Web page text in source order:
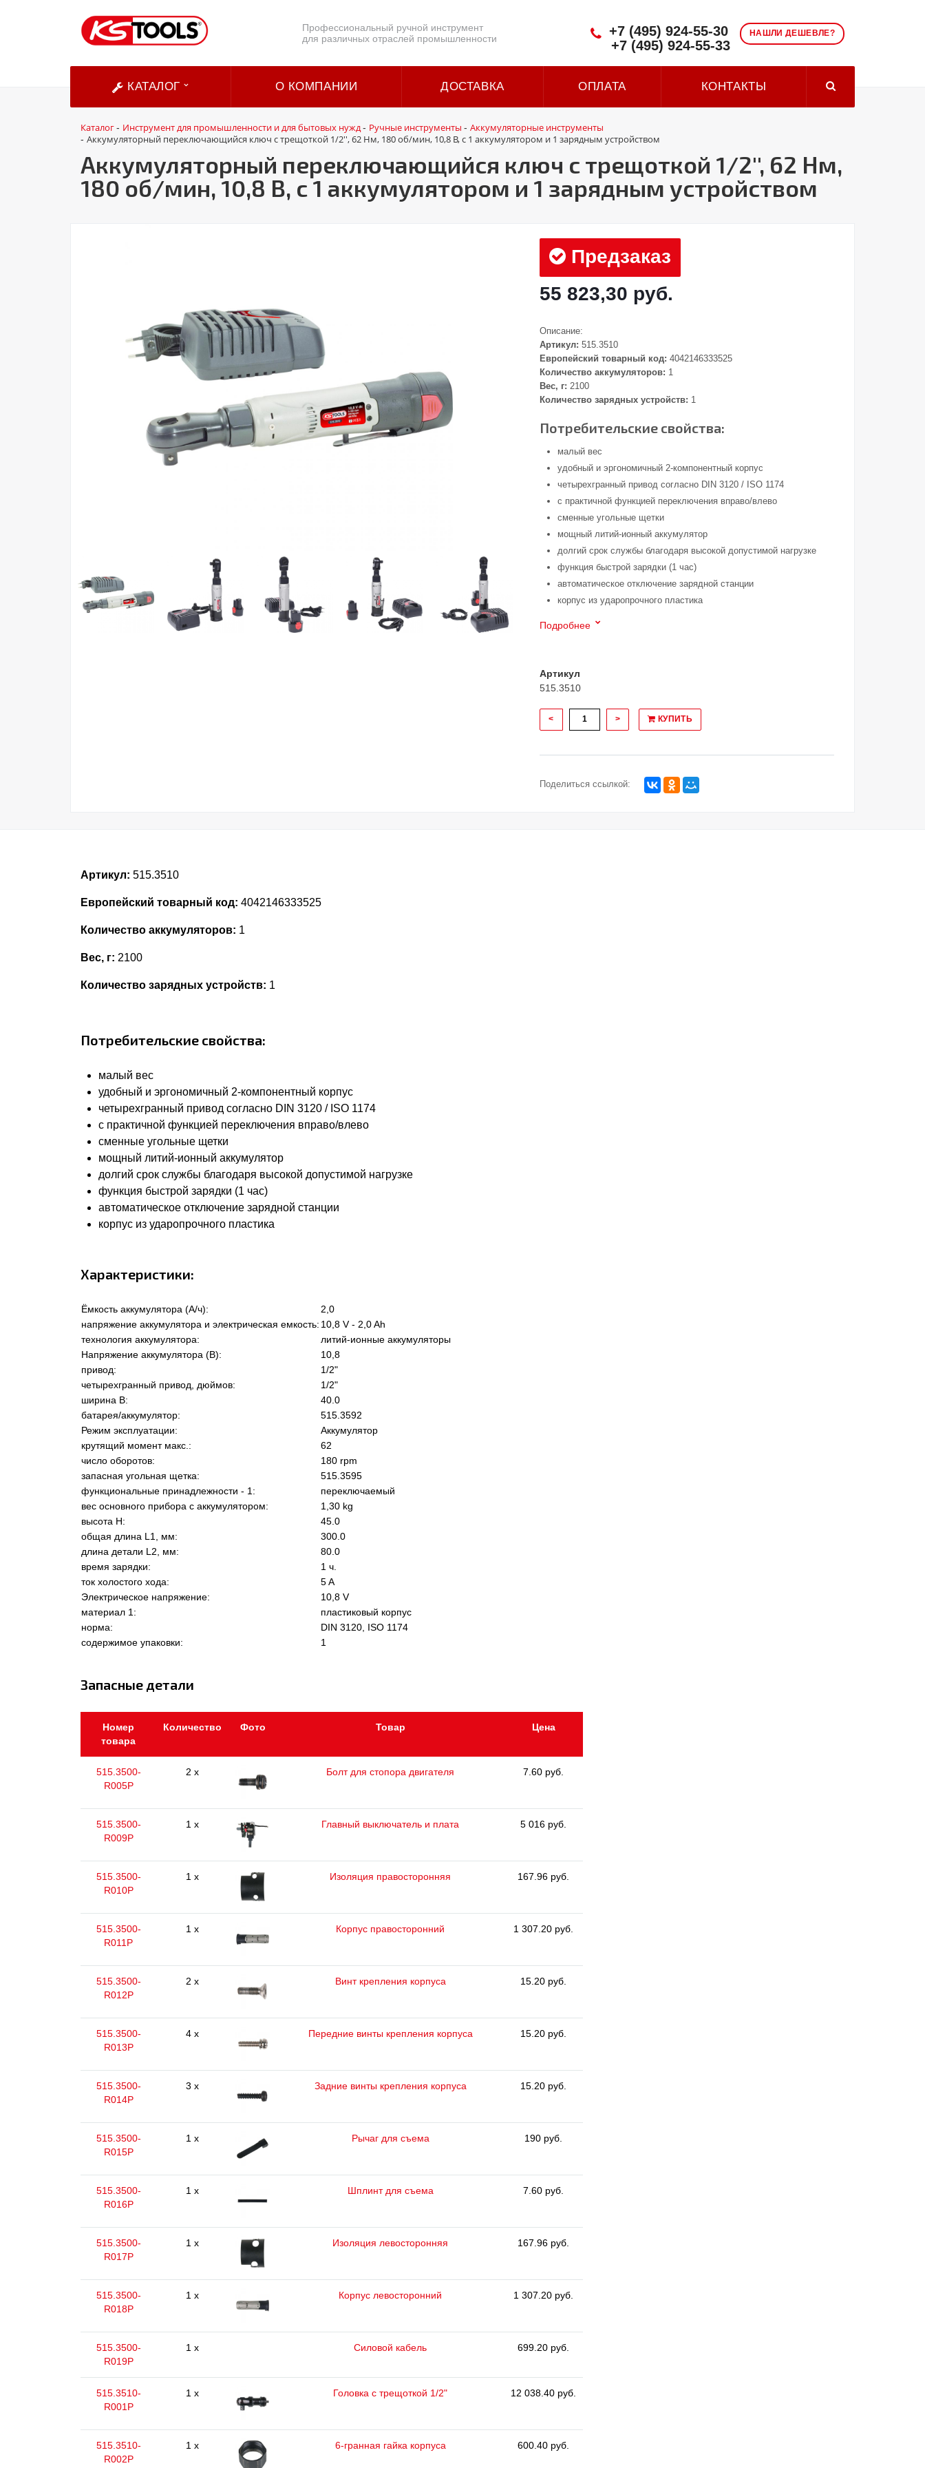
Профессиональный ручной инструмент
для различных отраслей промышленности
НАШЛИ ДЕШЕВЛЕ?
+7 (495) 924-55-30
+7 (495) 924-55-33
КАТАЛОГ О КОМПАНИИ ДОСТАВКА ОПЛАТА КОНТАКТЫ
Каталог- Инструмент для промышленности и для бытовых нужд- Ручные инструменты - Аккумуляторные инструменты
- Аккумуляторный переключающийся ключ с трещоткой 1/2'', 62 Нм, 180 об/мин, 10,8 В, с 1 аккумулятором и 1 зарядным устройством
Аккумуляторный переключающийся ключ с трещоткой 1/2'', 62 Нм,
180 об/мин, 10,8 В, с 1 аккумулятором и 1 зарядным устройством
Предзаказ
55 823,30 руб.
Описание:
Артикул: 515.3510
Европейский товарный код: 4042146333525
Количество аккумуляторов: 1
Вес, г: 2100
Количество зарядных устройств: 1
Потребительские свойства:
малый вес
удобный и эргономичный 2-компонентный корпус
четырехгранный привод согласно DIN 3120 / ISO 1174
с практичной функцией переключения вправо/влево
сменные угольные щетки
мощный литий-ионный аккумулятор
долгий срок службы благодаря высокой допустимой нагрузке
функция быстрой зарядки (1 час)
автоматическое отключение зарядной станции
корпус из ударопрочного пластика
Подробнее
Артикул
515.3510
< > КУПИТЬ
Поделиться ссылкой:
Артикул: 515.3510
Европейский товарный код: 4042146333525
Количество аккумуляторов: 1
Вес, г: 2100
Количество зарядных устройств: 1
Потребительские свойства:
малый вес
удобный и эргономичный 2-компонентный корпус
четырехгранный привод согласно DIN 3120 / ISO 1174
с практичной функцией переключения вправо/влево
сменные угольные щетки
мощный литий-ионный аккумулятор
долгий срок службы благодаря высокой допустимой нагрузке
функция быстрой зарядки (1 час)
автоматическое отключение зарядной станции
корпус из ударопрочного пластика
Характеристики:
Ёмкость аккумулятора (А/ч):
2,0
напряжение аккумулятора и электрическая емкость: 10,8 V - 2,0 Ah
технология аккумулятора:
литий-ионные аккумуляторы
Напряжение аккумулятора (В):
10,8
привод:
1/2"
четырехгранный привод, дюймов:
1/2"
ширина В:
40.0
батарея/аккумулятор:
515.3592
Режим эксплуатации:
Аккумулятор
крутящий момент макс.:
62
число оборотов:
180 rpm
запасная угольная щетка:
515.3595
функциональные принадлежности - 1:
переключаемый
вес основного прибора с аккумулятором:
1,30 kg
высота Н:
45.0
общая длина L1, мм:
300.0
длина детали L2, мм:
80.0
время зарядки:
1 ч.
ток холостого хода:
5 A
Электрическое напряжение:
10,8 V
материал 1:
пластиковый корпус
норма:
DIN 3120, ISO 1174
содержимое упаковки:
1
Запасные детали
Номер
товара
Количество Фото Товар Цена
515.3500-
R005P
2 x Болт для стопора двигателя 7.60 руб.
515.3500-
R009P
1 x Главный выключатель и плата 5 016 руб.
515.3500-
R010P
1 x Изоляция правосторонняя 167.96 руб.
515.3500-
R011P
1 x Корпус правосторонний 1 307.20 руб.
515.3500-
R012P
2 x Винт крепления корпуса 15.20 руб.
515.3500-
R013P
4 x Передние винты крепления корпуса 15.20 руб.
515.3500-
R014P
3 x Задние винты крепления корпуса 15.20 руб.
515.3500-
R015P
1 x Рычаг для съема 190 руб.
515.3500-
R016P
1 x Шплинт для съема 7.60 руб.
515.3500-
R017P
1 x Изоляция левосторонняя 167.96 руб.
515.3500-
R018P
1 x Корпус левосторонний 1 307.20 руб.
515.3500-
R019P
1 x Силовой кабель 699.20 руб.
515.3510-
R001P
1 x Головка с трещоткой 1/2" 12 038.40 руб.
515.3510-
R002P
1 x 6-гранная гайка корпуса 600.40 руб.